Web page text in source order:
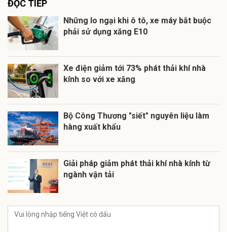
ĐỌC TIẾP
Những lo ngại khi ô tô, xe máy bắt buộc
phải sử dụng xăng E10
Xe điện giảm tới 73% phát thải khí nhà
kính so với xe xăng
Bộ Công Thương "siết" nguyên liệu làm
hàng xuất khẩu
Giải pháp giảm phát thải khí nhà kính từ
ngành vận tải